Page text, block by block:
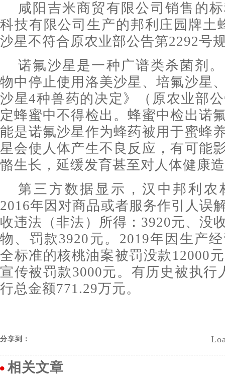
咸阳吉米商贸有限公司销售的
科技有限公司生产的邦利庄园牌土
沙星不符合原农业部公告第2292号
诺氟沙星是一种广谱类杀菌剂
物中停止使用洛美沙星、培氟沙星
沙星4种兽药的决定》（原农业部
定蜂蜜中不得检出。蜂蜜中检出诺
能是诺氟沙星作为蜂药被用于蜜蜂
星会使人体产生不良反应，有可能
骼生长，延缓发育甚至对人体健康
第三方数据显示，汉中邦利农
2016年因对商品或者服务作引人误
收违法（非法）所得：3920元、没
物、罚款3920元。2019年因生产
全标准的核桃油案被罚没款12000
宣传被罚款3000元。有历史被执行
行总金额771.29万元。
分享到：
相关文章